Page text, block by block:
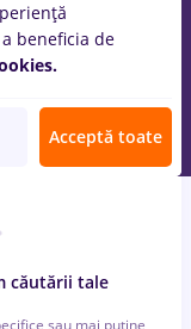
(< 2 ani)
căutării tale
sau mai puține
beneficia de
Acceptă toate